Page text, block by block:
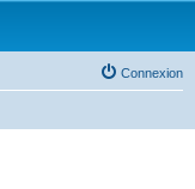
Connexion